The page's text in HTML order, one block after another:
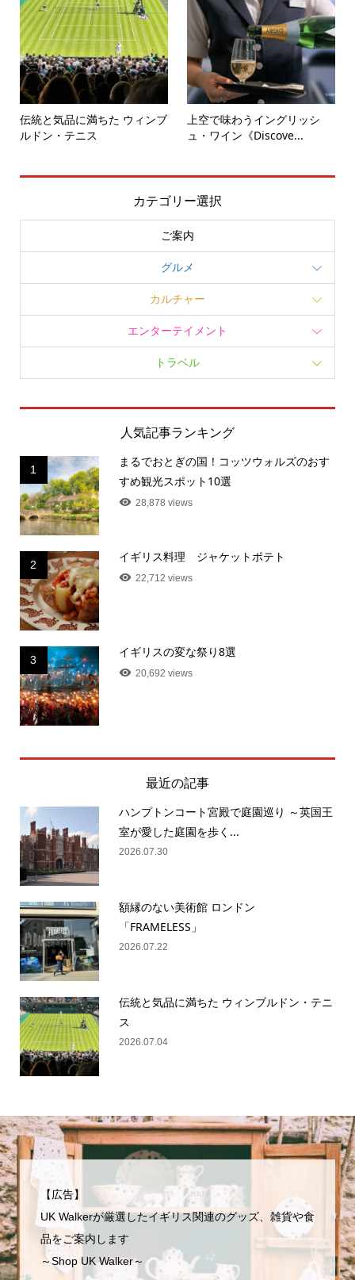
伝統と気品に満ちた ウィンブ
ルドン・テニス
上空で味わうイングリッシ
ュ・ワイン《Discove...
カテゴリー選択
ご案内
グルメ
カルチャー
エンターテイメント
トラベル
人気記事ランキング
1
まるでおとぎの国！コッツウォルズのおす
すめ観光スポット10選
28,878 views
2
イギリス料理 ジャケットポテト
22,712 views
3
イギリスの変な祭り8選
20,692 views
最近の記事
ハンプトンコート宮殿で庭園巡り ～英国王
室が愛した庭園を歩く...
2026.07.30
額縁のない美術館 ロンドン
「FRAMELESS」
2026.07.22
伝統と気品に満ちた ウィンブルドン・テニ
ス
2026.07.04
【広告】
UK Walkerが厳選したイギリス関連のグッズ、雑貨や食
品をご案内します
～Shop UK Walker～